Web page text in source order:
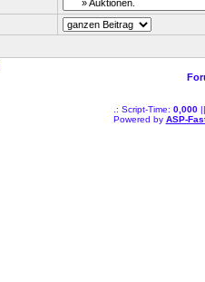
.: Script-Time: 0,000||
Powered by ASP-